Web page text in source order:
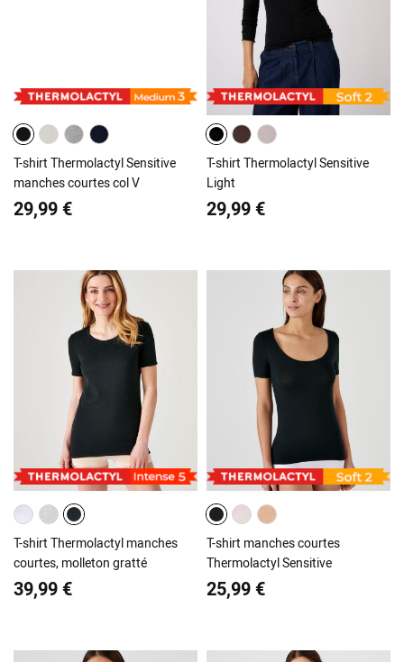
T-shirt Thermolactyl Sensitive
manches courtes col V
29,99 €
T-shirt Thermolactyl Sensitive
Light
29,99 €
T-shirt Thermolactyl manches
courtes, molleton gratté
39,99 €
T-shirt manches courtes
Thermolactyl Sensitive
25,99 €